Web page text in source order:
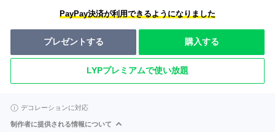
PayPay決済が利用できるようになりました
プレゼントする 購入する
LYPプレミアムで使い放題
デコレーションに対応
制作者に提供される情報について